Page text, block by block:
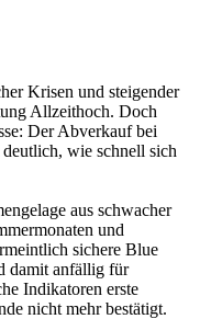
Krisen und steigender
Allzeithoch. Doch
Der Abverkauf bei
wie schnell sich
aus schwacher
und
sichere Blue
damit anfällig für
Indikatoren erste
nicht mehr bestätigt.